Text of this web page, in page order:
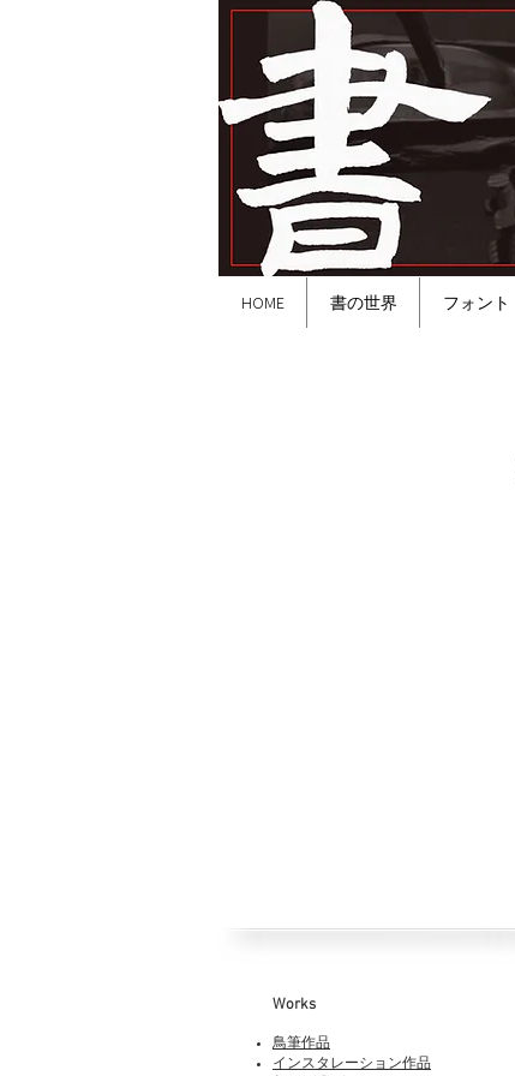
HOME 書の世界 フォント
Works​
鳥筆作品
インスタレーション作品